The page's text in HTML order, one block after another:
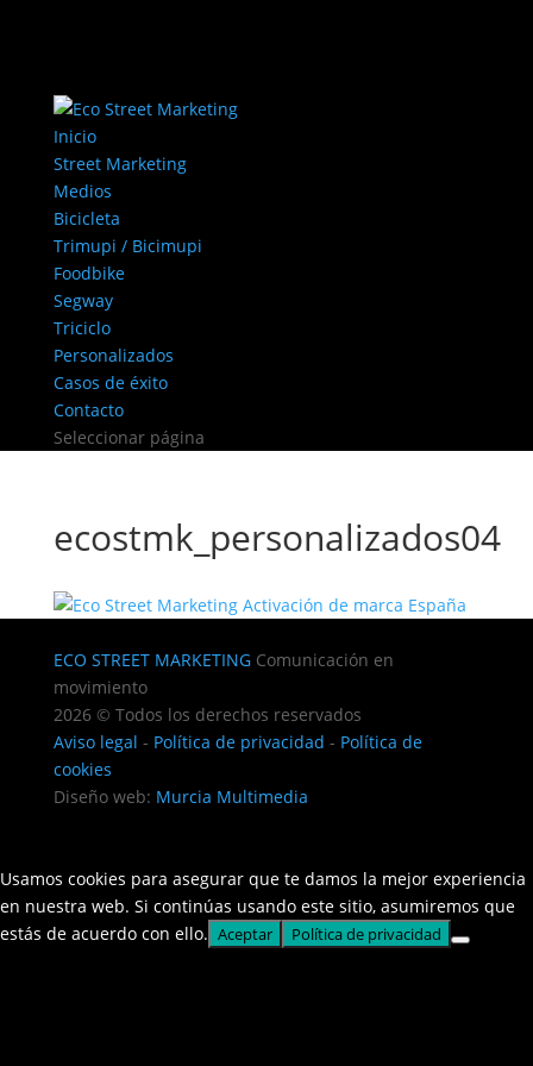
Inicio
Street Marketing
Medios
Bicicleta
Trimupi / Bicimupi
Foodbike
Segway
Triciclo
Personalizados
Casos de éxito
Contacto
Seleccionar página
ecostmk_personalizados04
ECO STREET MARKETINGComunicación en
movimiento
2026 © Todos los derechos reservados
Aviso legal - Política de privacidad - Política de
cookies
Diseño web: Murcia Multimedia
Usamos cookies para asegurar que te damos la mejor experiencia
en nuestra web. Si continúas usando este sitio, asumiremos que
estás de acuerdo con ello. Aceptar Política de privacidad